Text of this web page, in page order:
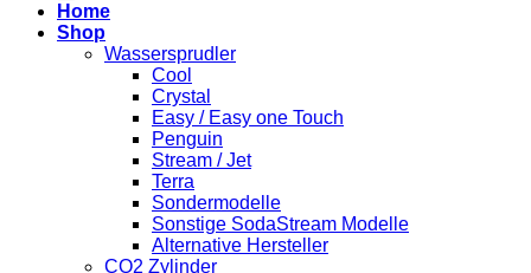
Home
Shop
Wassersprudler
Cool
Crystal
Easy / Easy one Touch
Penguin
Stream / Jet
Terra
Sondermodelle
Sonstige SodaStream Modelle
Alternative Hersteller
CO2 Zylinder